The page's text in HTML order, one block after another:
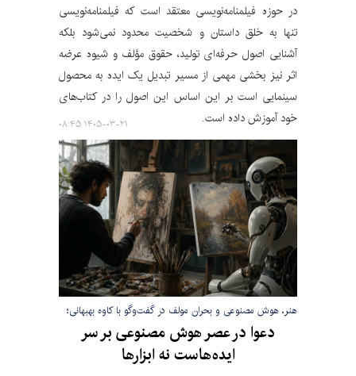
در حوزه فیلمنامه‌نویسی معتقد است که فیلمنامه‌نویسی
تنها به خلق داستان و شخصیت محدود نمی‌شود بلکه
آشنایی اصول حرفه‌ای تولید، حقوق مؤلف و شیوه عرضه
اثر نیز بخشی مهمی از مسیر تبدیل یک ایده به محصول
سینمایی است بر این اساس این اصول را در کتاب‌های
خود آموزش داده است.
۱۴۰۵-۰۳-۲۱ ۰۸:۴۵
هنر، هوش مصنوعی و بحران مولف در گفت‌وگو با کاوه بهبهانی؛
دعوا در عصر هوش مصنوعی بر سر
ایده‌هاست نه ابزارها